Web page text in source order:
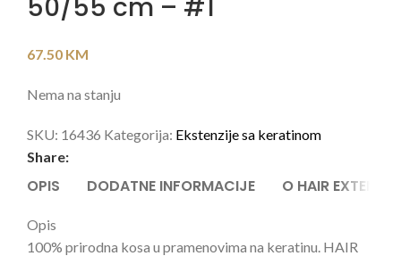
50/55 cm – #1
67.50 KM
Nema na stanju
SKU: 16436 Kategorija: Ekstenzije sa keratinom
Share:
OPIS DODATNE INFORMACIJE O HAIR
Opis
100% prirodna kosa u pramenovima na keratinu. HAIR